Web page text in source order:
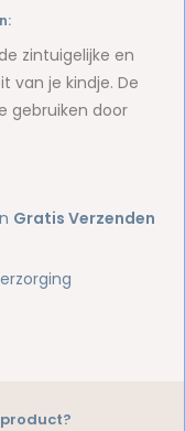
zintuigelijke en
van je kindje. De
gebruiken door
Gratis Verzenden